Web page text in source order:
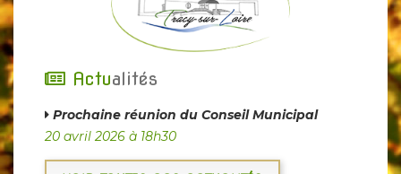
Actualités
Prochaine réunion du Conseil Municipal
20 avril 2026 à 18h30